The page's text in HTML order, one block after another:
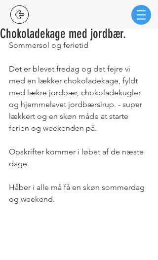
Chokoladekage med jordbær.
Sommersol og ferietid
Det er blevet fredag og det fejre vi
med en lækker chokoladekage, fyldt
med lækre jordbær, chokoladekugler
og hjemmelavet jordbærsirup. - super
lækkert og en skøn måde at starte
ferien og weekenden på.
Opskrifter kommer i løbet af de næste
dage.
Håber i alle må få en skøn sommerdag
og weekend.